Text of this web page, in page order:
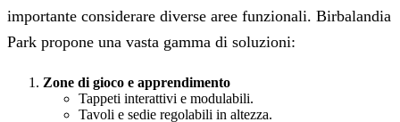
importante considerare diverse aree funzionali. Birbalandia
Park propone una vasta gamma di soluzioni:
Zone di gioco e apprendimento
Tappeti interattivi e modulabili.
Tavoli e sedie regolabili in altezza.